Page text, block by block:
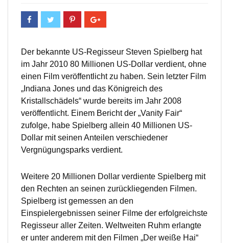
Der bekannte US-Regisseur Steven Spielberg hat
im Jahr 2010 80 Millionen US-Dollar verdient, ohne
einen Film veröffentlicht zu haben. Sein letzter Film
„Indiana Jones und das Königreich des
Kristallschädels“ wurde bereits im Jahr 2008
veröffentlicht. Einem Bericht der „Vanity Fair“
zufolge, habe Spielberg allein 40 Millionen US-
Dollar mit seinen Anteilen verschiedener
Vergnügungsparks verdient.
Weitere 20 Millionen Dollar verdiente Spielberg mit
den Rechten an seinen zurückliegenden Filmen.
Spielberg ist gemessen an den
Einspielergebnissen seiner Filme der erfolgreichste
Regisseur aller Zeiten. Weltweiten Ruhm erlangte
er unter anderem mit den Filmen „Der weiße Hai“